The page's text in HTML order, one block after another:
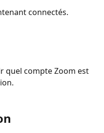
connectés.
quel compte Zoom est